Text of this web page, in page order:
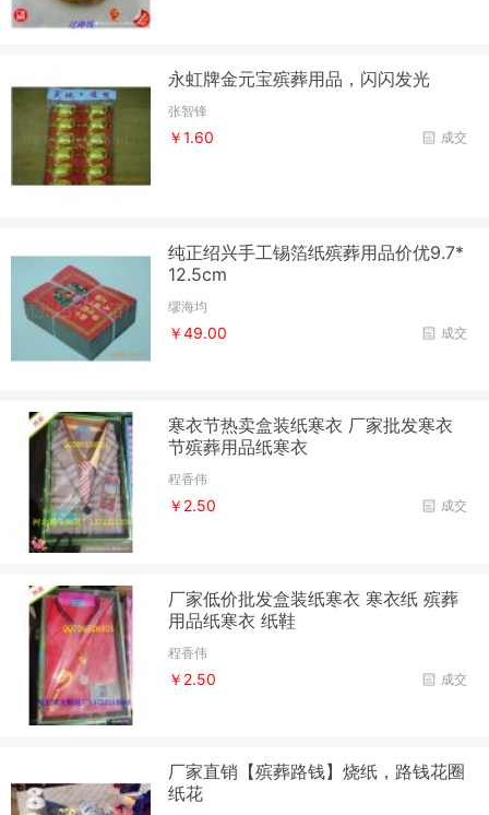
永虹牌金元宝殡葬用品，闪闪发光
张智锋
成交
￥1.60
纯正绍兴手工锡箔纸殡葬用品价优9.7*
12.5cm
缪海均
成交
￥49.00
寒衣节热卖盒装纸寒衣 厂家批发寒衣
节殡葬用品纸寒衣
程香伟
成交
￥2.50
厂家低价批发盒装纸寒衣 寒衣纸 殡葬
用品纸寒衣 纸鞋
程香伟
成交
￥2.50
厂家直销【殡葬路钱】烧纸，路钱花圈
纸花